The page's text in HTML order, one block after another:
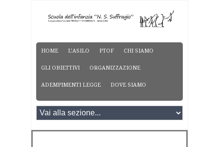
HOME L’ASILO PTOF CHI SIAMO
GLI OBIETTIVI ORGANIZZAZIONE
ADEMPIMENTI LEGGE DOVE SIAMO